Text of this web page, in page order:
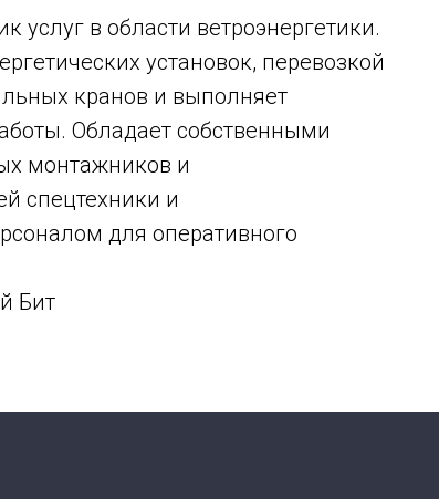
услуг в области ветроэнергетики.
установок, перевозкой
кранов и выполняет
Обладает собственными
монтажников и
спецтехники и
для оперативного
Бит